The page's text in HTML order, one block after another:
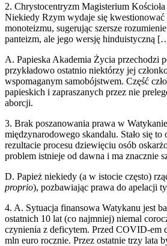
2. Chrystocentryzm Magisterium
Niekiedy Rzym wydaje się kwestionować
monoteizmu, sugerując szersze
panteizm, ale jego wersję hinduistyczną
A. Papieska Akademia Życia przechodzi
przykładowo ostatnio niektórzy jej
wspomaganym samobójstwem. Część
papieskich i zapraszanych przez nie
aborcji.
3. Brak poszanowania prawa w
międzynarodowego skandalu. Stało się
rezultacie procesu dziewięciu osób
problem istnieje od dawna i ma znacznie
D. Papież niekiedy (a w istocie często)
proprio), pozbawiając prawa do apelacji
4. A. Sytuacja finansowa Watykanu jest
ostatnich 10 lat (co najmniej) niemal
czynienia z deficytem. Przed COVID-em
mln euro rocznie. Przez ostatnie trzy lata